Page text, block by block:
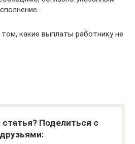
какие выплаты работнику не
Поделиться с
друзьями: